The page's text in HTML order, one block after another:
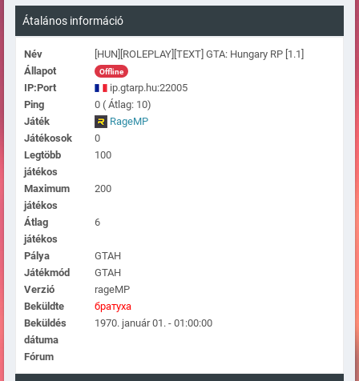
Átalános információ
Név
[HUN][ROLEPLAY][TEXT] GTA: Hungary RP [1.1]
Állapot
Offline
IP:Port
ip.gtarp.hu:22005
Ping
0 ( Átlag: 10)
Játék
RageMP
Játékosok
0
Legtöbb
játékos
100
Maximum
játékos
200
Átlag
játékos
6
Pálya
GTAH
Játékmód
GTAH
Verzió
rageMP
Beküldte
братуха
Beküldés
dátuma
1970. január 01. - 01:00:00
Fórum